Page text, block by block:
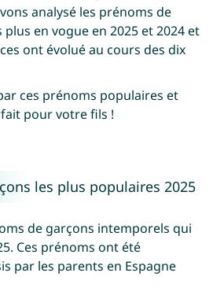
analysé les prénoms de
en vogue en 2025 et 2024 et
ont évolué au cours des dix
ces prénoms populaires et
pour votre fils !
les plus populaires 2025
de garçons intemporels qui
Ces prénoms ont été
par les parents en Espagne